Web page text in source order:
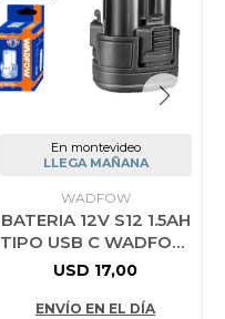
En montevideo
LLEGA MAÑANA
WADFOW
BATERIA 12V S12 1.5AH
TIPO USB C WADFOW
WLBS5150
USD 17,00
ENVÍO EN EL DÍA